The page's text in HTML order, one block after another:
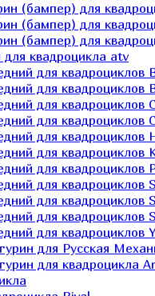
(бампер) для
(бампер) для
(бампер) для
квадроцикла atv
для квадроциклов
для квадроциклов
для квадроциклов
для квадроциклов
для квадроциклов
для квадроциклов
для квадроциклов
для квадроциклов
для квадроциклов
для квадроциклов
для квадроциклов
для Русская
для квадроцикла